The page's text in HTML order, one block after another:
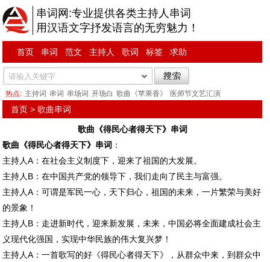
串词网:专业提供各类主持人串词
用汉语文字抒发语言的无穷魅力！
首页 串词 范文 主持人 歌词 标签 求助
热点: 主持词 串词 串场词 开场白 歌曲《苹果香》 医师节文艺汇演
首页 >歌曲串词
歌曲《得民心者得天下》串词
歌曲《得民心者得天下》串词 ：
主持人A：在社会主义制度下，迎来了祖国的大发展。
主持人B：在中国共产党的领导下，我们走向了民主与富强。
主持人A：可谓是军民一心，天下归心，祖国的未来，一片繁荣与美好
的景象！
主持人B：走进新时代，迎来新发展，未来，中国必将全面建成社会主
义现代化强国，实现中华民族的伟大复兴梦！
主持人A：一首歌写的好《得民心者得天下》，从群众中来，到群众中